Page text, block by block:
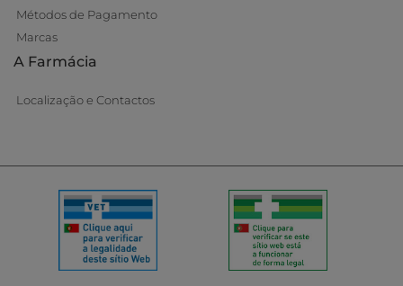
Métodos de Pagamento
Marcas
A Farmácia
Localização e Contactos